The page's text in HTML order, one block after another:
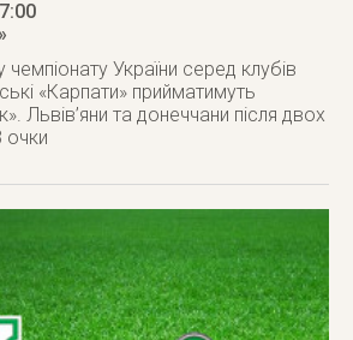
України серед клубів
«Карпати» прийматимуть
Львів’яни та донеччани після двох
очки